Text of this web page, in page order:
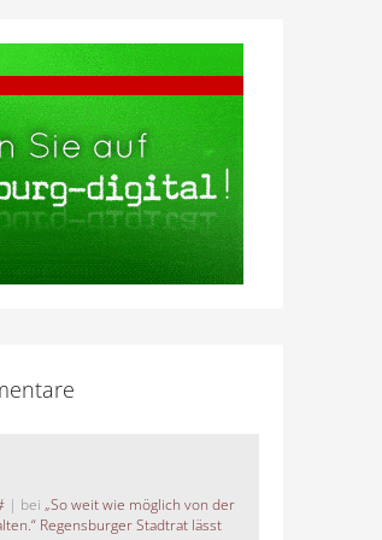
| bei „So weit wie möglich von der
Regensburger Stadtrat lässt